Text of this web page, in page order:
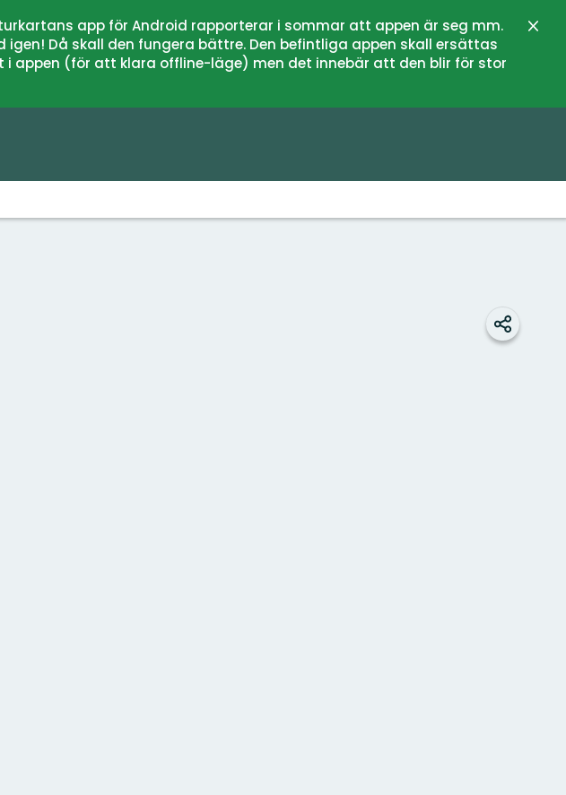
app för Android rapporterar i sommar att appen är seg mm.
Då skall den fungera bättre. Den befintliga appen skall ersättas
appen (för att klara offline-läge) men det innebär att den blir för stor
Dela